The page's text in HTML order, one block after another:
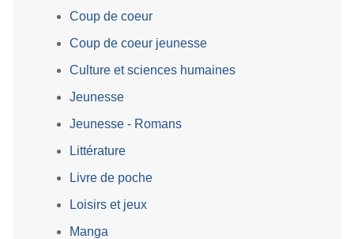
Coup de coeur
Coup de coeur jeunesse
Culture et sciences humaines
Jeunesse
Jeunesse - Romans
Littérature
Livre de poche
Loisirs et jeux
Manga